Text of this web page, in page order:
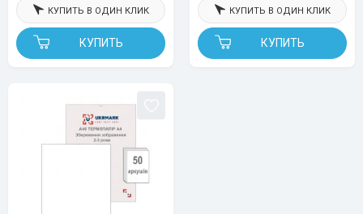
КУПИТЬ
КУПИТЬ В ОДИН КЛИК
КУПИТЬ
КУПИТЬ В ОДИН КЛИК